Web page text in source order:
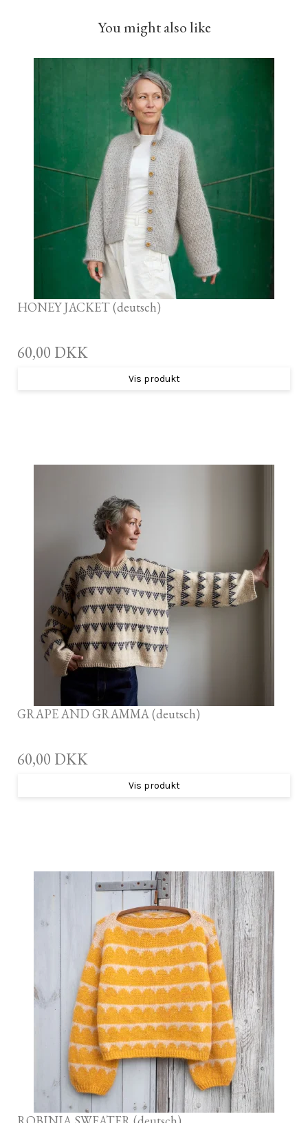
You might also like
HONEY JACKET (deutsch)
60,00 DKK
Vis produkt
GRAPE AND GRAMMA (deutsch)
60,00 DKK
Vis produkt